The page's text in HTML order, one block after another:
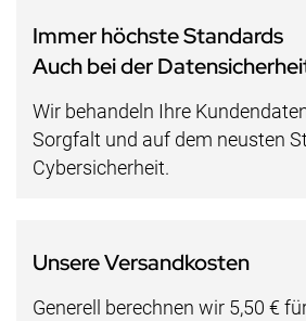
Immer höchste Standards
Auch bei der
Wir behandeln Ihre
Sorgfalt und auf dem neusten
Cybersicherheit.
Unsere Versandkosten
Generell berechnen wir 5,50 €